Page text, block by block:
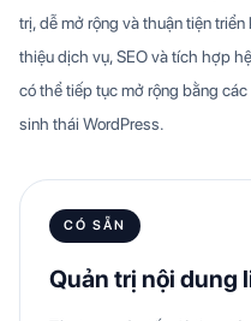
trị, dễ mở rộng và thuận tiện
thiệu dịch vụ, SEO và tích hợp
có thể tiếp tục mở rộng bằng
sinh thái WordPress.
CÓ SẴN
Quản trị nội dung